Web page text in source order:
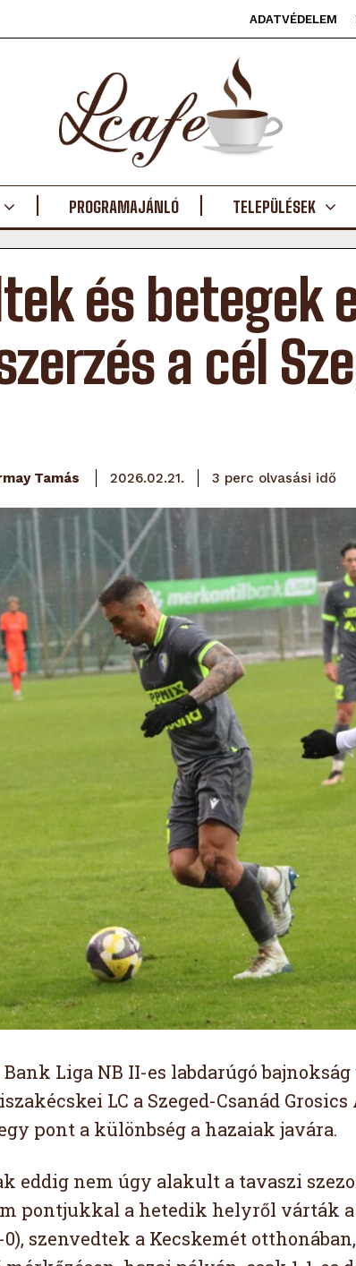
ADATVÉDELEM
PROGRAMAJÁNLÓ TELEPÜLÉSEK
és betegek
a cél
Tamás 2026.02.21. 3 perc olvasási idő
Liga NB II-es labdarúgó
LC a Szeged-Csanád
pont a különbség a hazaiak javára.
eddig nem úgy alakult a tavaszi
pontjukkal a hetedik helyről várták a
0), szenvedtek a Kecskemét